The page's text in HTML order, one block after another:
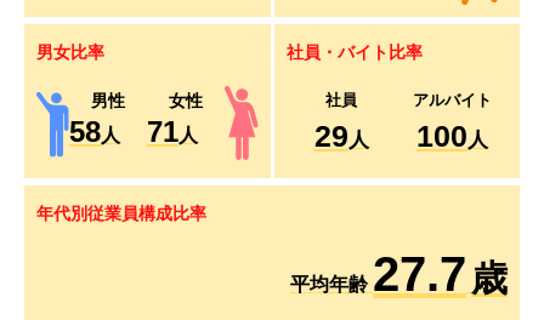
社員・バイト比率
社員
35人
アルバイト
121人
年代別従業員構成比率
平均年齢 27.7 歳
男女比率
男性
70人
女性
86人